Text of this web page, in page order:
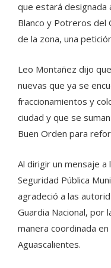
que estará designada
Blanco y Potreros del
de la zona, una
Leo Montañez dijo
nuevas que ya se
fraccionamientos y
ciudad y que se
Buen Orden para
Al dirigir un mensaje a
Seguridad Pública
agradeció a las
Guardia Nacional, por
manera coordinada
Aguascalientes.